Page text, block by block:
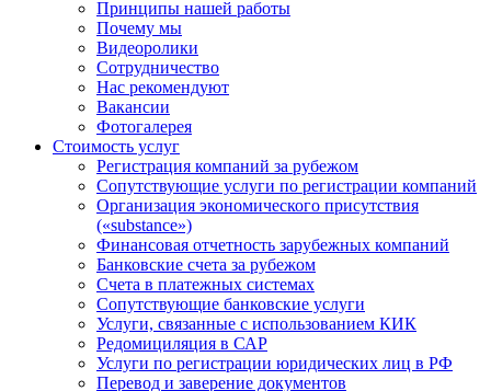
Принципы нашей работы
Почему мы
Видеоролики
Сотрудничество
Нас рекомендуют
Вакансии
Фотогалерея
Стоимость услуг
Регистрация компаний за рубежом
Сопутствующие услуги по регистрации компаний
Организация экономического присутствия
(«substance»)
Финансовая отчетность зарубежных компаний
Банковские счета за рубежом
Счета в платежных системах
Сопутствующие банковские услуги
Услуги, связанные с использованием КИК
Редомициляция в САР
Услуги по регистрации юридических лиц в РФ
Перевод и заверение документов